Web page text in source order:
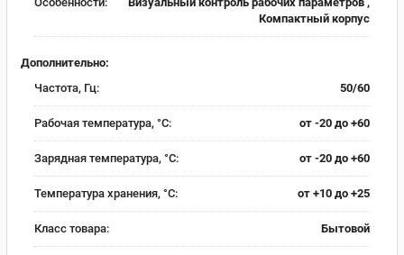
Компактный корпус
Дополнительно:
Частота, Гц:
50/60
Рабочая температура, °C: от -20 до +60
Зарядная температура, °C: от -20 до +60
Температура хранения, °C: от +10 до +25
Класс товара: Бытовой